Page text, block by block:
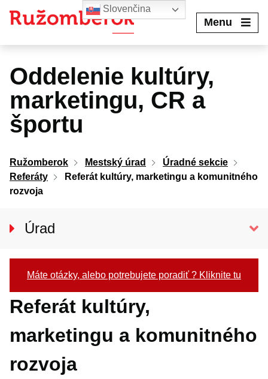
Menu
Oddelenie kultúry,
marketingu, CR a
športu
Ružomberok Mestský úrad
Úradné sekcie
Referáty
Referát kultúry, marketingu a komunitného
rozvoja
Úrad
Organizačná štruktúra
Organizačný poriadok
Projekty a granty
Máte otázky, alebo potrebujete poradiť ? Kliknite tu
Referát kultúry,
marketingu a komunitného
rozvoja
Slovenčina